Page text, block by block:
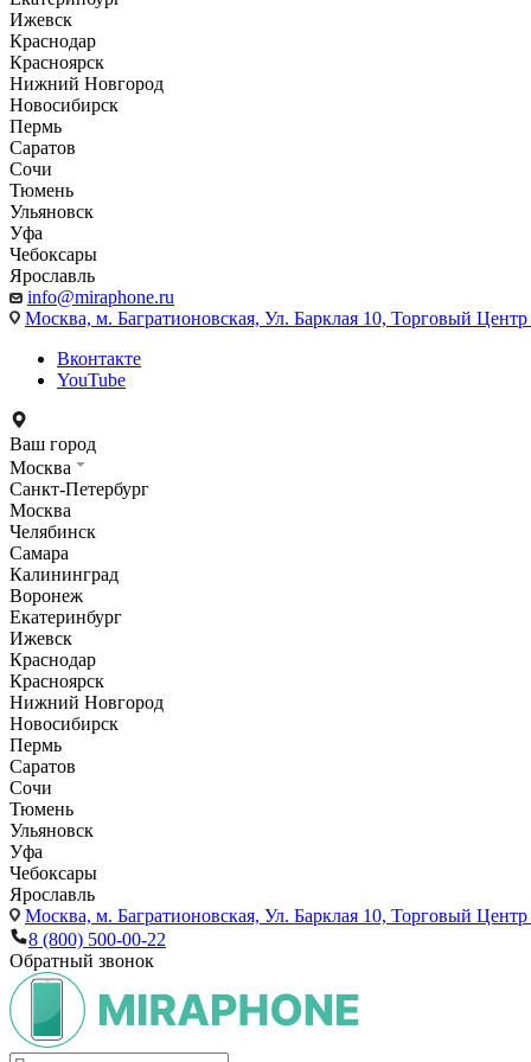
Ижевск
Краснодар
Красноярск
Нижний Новгород
Новосибирск
Пермь
Саратов
Сочи
Тюмень
Ульяновск
Уфа
Чебоксары
Ярославль
info@miraphone.ru
Москва, м. Багратионовская, Ул. Барклая 10, Торговый
Вконтакте
YouTube
Ваш город
Москва
Санкт-Петербург
Москва
Челябинск
Самара
Калининград
Воронеж
Екатеринбург
Ижевск
Краснодар
Красноярск
Нижний Новгород
Новосибирск
Пермь
Саратов
Сочи
Тюмень
Ульяновск
Уфа
Чебоксары
Ярославль
Москва, м. Багратионовская, Ул. Барклая 10, Торговый
8 (800) 500-00-22
Обратный звонок